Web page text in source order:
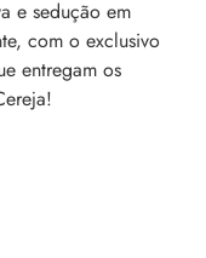
e sedução em
com o exclusivo
entregam os